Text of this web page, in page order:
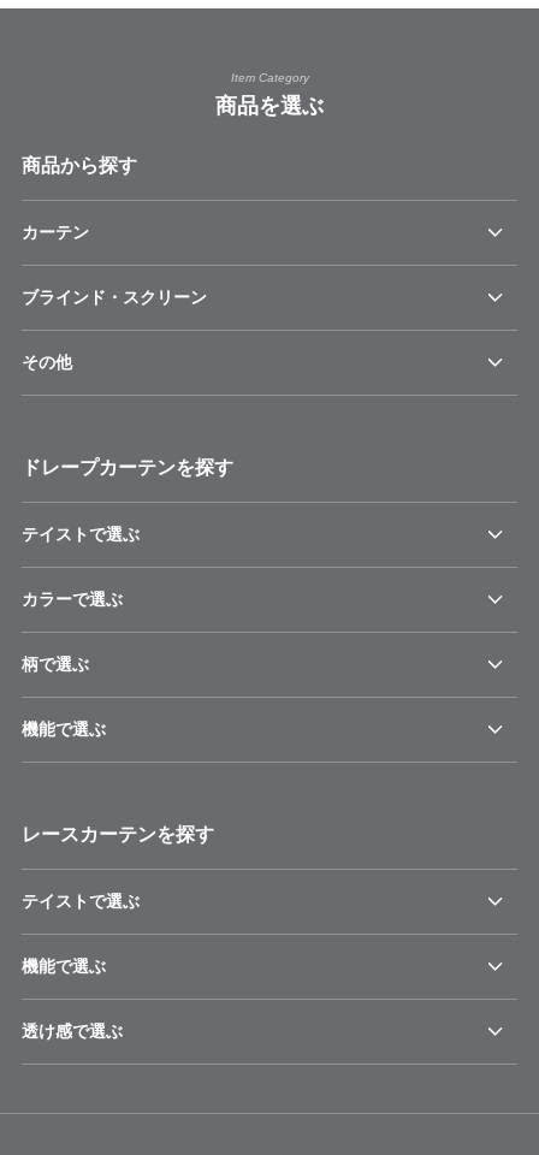
Item Category
商品を選ぶ
商品から探す
カーテン
ブラインド・スクリーン
その他
ドレープカーテンを探す
テイストで選ぶ
カラーで選ぶ
柄で選ぶ
機能で選ぶ
レースカーテンを探す
テイストで選ぶ
機能で選ぶ
透け感で選ぶ